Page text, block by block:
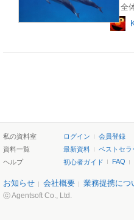
全
私の資料室 ログイン
会員登録
資料一覧
最新資料 ベストセラ
ヘルプ
初心者ガイド FAQ
お知らせ 会社概要 業務提携につ
ⓒ Agentsoft Co., Ltd.